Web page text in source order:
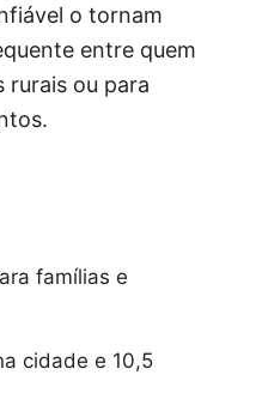
o tornam
entre quem
rurais ou para
famílias e
cidade e 10,5